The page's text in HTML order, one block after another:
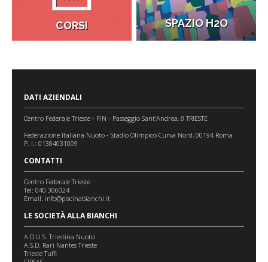
CORSI SPAZIO H2O
DATI AZIENDALI
Centro Federale Trieste - FIN - Passeggio Sant’Andrea, 8 TRIESTE
Federazione Italiana Nuoto - Stadio Olimpico Curva Nord, 00194 Roma
P. I.: 01384031009
CONTATTI
Centro Federale Trieste
Tel: 040 306024
Email: info@piscinabianchi.it
LE SOCIETÀ ALLA BIANCHI
A.D.U.S. Triestina Nuoto
A.S.D. Rari Nantes Trieste
Trieste Tuffi